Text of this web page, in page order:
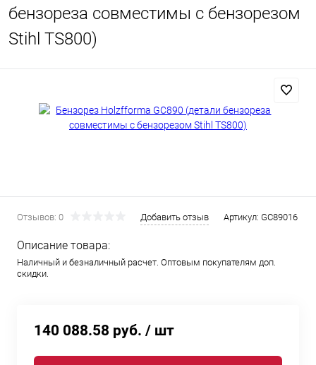
бензореза совместимы с бензорезом
Stihl TS800)
Отзывов: 0 Добавить отзыв Артикул: GC89016
Описание товара:
Наличный и безналичный расчет. Оптовым покупателям доп.
скидки.
140 088.58 руб. / шт